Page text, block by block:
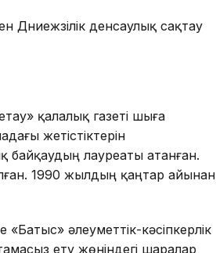
денсаулық сақтау
қалалық газеті шыға
жетістіктерін
байқаудың лауреаты атанған.
1990 жылдың қаңтар айынан
әлеуметтік-кәсіпкерлік
ету жөніндегі шаралар